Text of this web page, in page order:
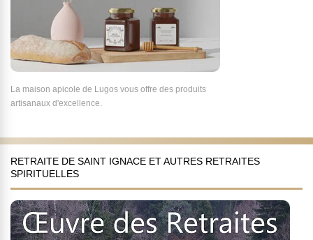
La maison apicole de Lugos vous offre des produits
artisanaux d'excellence.
RETRAITE DE SAINT IGNACE ET AUTRES RETRAITES
SPIRITUELLES